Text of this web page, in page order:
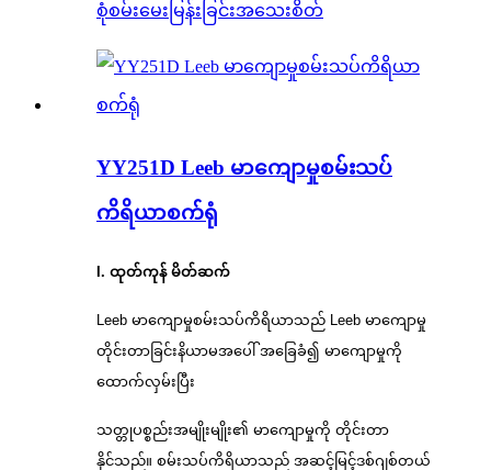
စုံစမ်းမေးမြန်းခြင်းအသေးစိတ်
YY251D Leeb မာကျောမှုစမ်းသပ်
ကိရိယာစက်ရုံ
I. ထုတ်ကုန် မိတ်ဆက်
Leeb မာကျောမှုစမ်းသပ်ကိရိယာသည် Leeb မာကျောမှု
တိုင်းတာခြင်းနိယာမအပေါ် အခြေခံ၍ မာကျောမှုကို
ထောက်လှမ်းပြီး
သတ္တုပစ္စည်းအမျိုးမျိုး၏ မာကျောမှုကို တိုင်းတာ
နိုင်သည်။ စမ်းသပ်ကိရိယာသည် အဆင့်မြင့်ဒစ်ဂျစ်တယ်